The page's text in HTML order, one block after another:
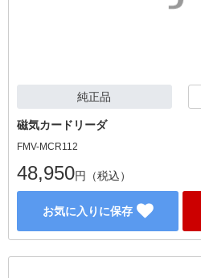
純正品
磁気カードリーダ
FMV-MCR112
48,950円（税込）
お気に入りに保存